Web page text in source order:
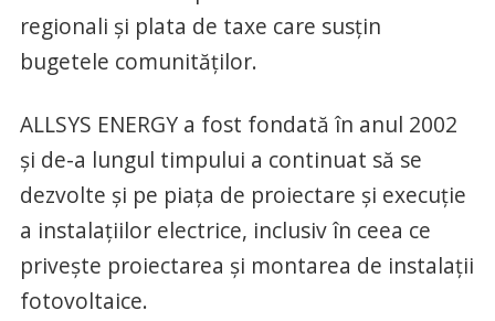
regionali și plata de taxe care susțin
bugetele comunităților.
ALLSYS ENERGY a fost fondată în anul 2002
și de-a lungul timpului a continuat să se
dezvolte și pe piața de proiectare și execuție
a instalațiilor electrice, inclusiv în ceea ce
privește proiectarea și montarea de instalații
fotovoltaice.